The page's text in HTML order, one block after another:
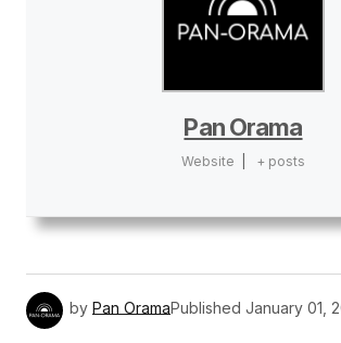
Pan Orama
Website + posts
by Pan OramaPublished January 01,